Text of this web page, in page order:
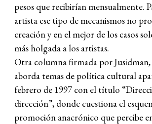
pesos que recibirían mensualmente.
artista ese tipo de mecanismos no
creación y en el mejor de los casos
más holgada a los artistas.
Otra columna firmada por
aborda temas de política cultural
febrero de 1997 con el título
dirección”, donde cuestiona el
promoción anacrónico que percibe